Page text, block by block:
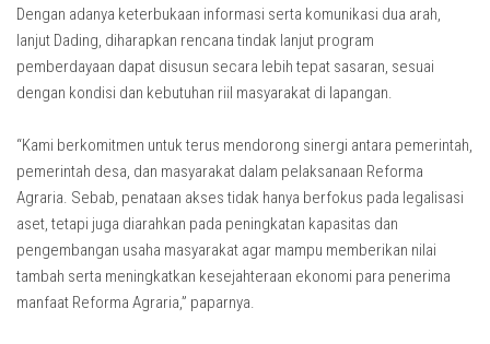
Dengan adanya keterbukaan informasi serta komunikasi dua arah,
lanjut Dading, diharapkan rencana tindak lanjut program
pemberdayaan dapat disusun secara lebih tepat sasaran, sesuai
dengan kondisi dan kebutuhan riil masyarakat di lapangan.
“Kami berkomitmen untuk terus mendorong sinergi antara pemerintah,
pemerintah desa, dan masyarakat dalam pelaksanaan Reforma
Agraria. Sebab, penataan akses tidak hanya berfokus pada legalisasi
aset, tetapi juga diarahkan pada peningkatan kapasitas dan
pengembangan usaha masyarakat agar mampu memberikan nilai
tambah serta meningkatkan kesejahteraan ekonomi para penerima
manfaat Reforma Agraria,” paparnya.